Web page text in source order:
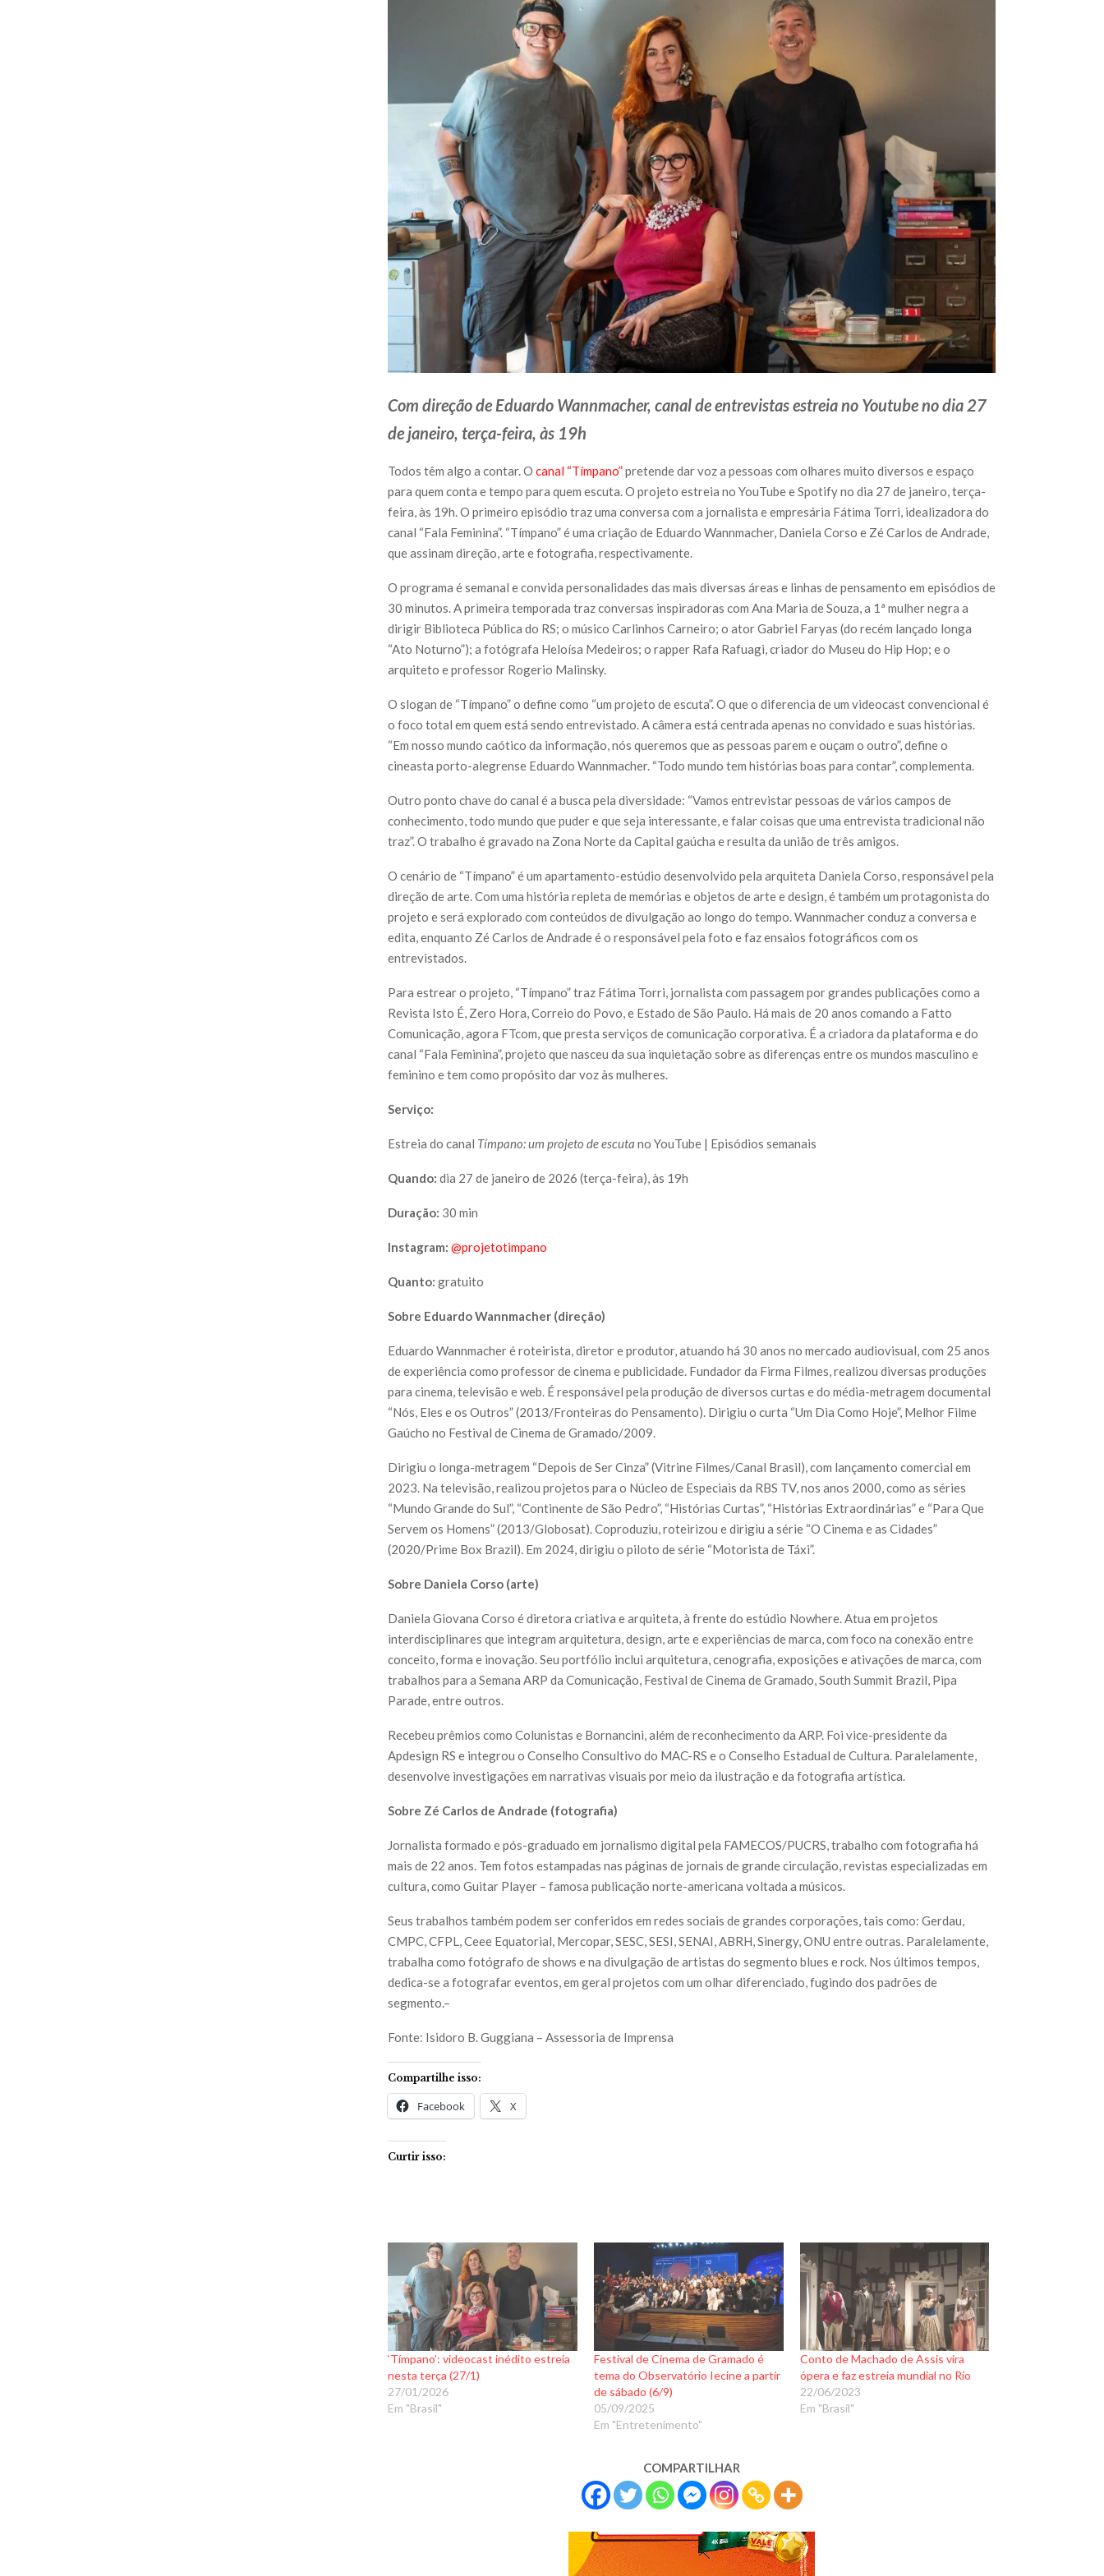
Com direção de Eduardo Wannmacher, canal de entrevistas estreia no Youtube no dia 27
de janeiro, terça-feira, às 19h​
Todos têm algo a contar. O canal “Tímpano”pretende dar voz a pessoas com olhares muito diversos e espaço
para quem conta e tempo para quem escuta. O projeto estreia no YouTube e Spotify no dia 27 de janeiro, terça-
feira, às 19h. O primeiro episódio traz uma conversa com a jornalista e empresária Fátima Torri, idealizadora do
canal “Fala Feminina”. “Tímpano” é uma criação de Eduardo Wannmacher, Daniela Corso e Zé Carlos de Andrade,
que assinam direção, arte e fotografia, respectivamente.
O programa é semanal e convida personalidades das mais diversas áreas e linhas de pensamento em episódios de
30 minutos. A primeira temporada traz conversas inspiradoras com Ana Maria de Souza, a 1ª mulher negra a
dirigir Biblioteca Pública do RS; o músico Carlinhos Carneiro; o ator Gabriel Faryas (do recém lançado longa
“Ato Noturno”); a fotógrafa Heloísa Medeiros; o rapper Rafa Rafuagi, criador do Museu do Hip Hop; e o
arquiteto e professor Rogerio Malinsky.
O slogan de “Tímpano” o define como “um projeto de escuta”. O que o diferencia de um videocast convencional é
o foco total em quem está sendo entrevistado. A câmera está centrada apenas no convidado e suas histórias.
“Em nosso mundo caótico da informação, nós queremos que as pessoas parem e ouçam o outro”, define o
cineasta porto-alegrense Eduardo Wannmacher. “Todo mundo tem histórias boas para contar”, complementa.
Outro ponto chave do canal é a busca pela diversidade: “Vamos entrevistar pessoas de vários campos de
conhecimento, todo mundo que puder e que seja interessante, e falar coisas que uma entrevista tradicional não
traz”. O trabalho é gravado na Zona Norte da Capital gaúcha e resulta da união de três amigos.
O cenário de “Tímpano” é um apartamento-estúdio desenvolvido pela arquiteta Daniela Corso, responsável pela
direção de arte. Com uma história repleta de memórias e objetos de arte e design, é também um protagonista do
projeto e será explorado com conteúdos de divulgação ao longo do tempo. Wannmacher conduz a conversa e
edita, enquanto Zé Carlos de Andrade é o responsável pela foto e faz ensaios fotográficos com os
entrevistados.
Para estrear o projeto, “Tímpano” traz Fátima Torri, jornalista com passagem por grandes publicações como a
Revista Isto É, Zero Hora, Correio do Povo, e Estado de São Paulo. Há mais de 20 anos comando a Fatto
Comunicação, agora FTcom, que presta serviços de comunicação corporativa. É a criadora da plataforma e do
canal “Fala Feminina”, projeto que nasceu da sua inquietação sobre as diferenças entre os mundos masculino e
feminino e tem como propósito dar voz às mulheres.
Serviço:
Estreia do canal Tímpano: um projeto de escuta no YouTube | Episódios semanais
Quando: dia 27 de janeiro de 2026 (terça-feira), às 19h
Duração: 30 min
Instagram: @projetotimpano
Quanto: gratuito
Sobre Eduardo Wannmacher (direção)
Eduardo Wannmacher é roteirista, diretor e produtor, atuando há 30 anos no mercado audiovisual, com 25 anos
de experiência como professor de cinema e publicidade. Fundador da Firma Filmes, realizou diversas produções
para cinema, televisão e web. É responsável pela produção de diversos curtas e do média-metragem documental
“Nós, Eles e os Outros” (2013/Fronteiras do Pensamento). Dirigiu o curta “Um Dia Como Hoje”, Melhor Filme
Gaúcho no Festival de Cinema de Gramado/2009.
Dirigiu o longa-metragem “Depois de Ser Cinza” (Vitrine Filmes/Canal Brasil), com lançamento comercial em
2023. Na televisão, realizou projetos para o Núcleo de Especiais da RBS TV, nos anos 2000, como as séries
“Mundo Grande do Sul”, “Continente de São Pedro”, “Histórias Curtas”, “Histórias Extraordinárias” e “Para Que
Servem os Homens” (2013/Globosat). Coproduziu, roteirizou e dirigiu a série “O Cinema e as Cidades”
(2020/Prime Box Brazil). Em 2024, dirigiu o piloto de série “Motorista de Táxi”.
Sobre Daniela Corso (arte)
Daniela Giovana Corso é diretora criativa e arquiteta, à frente do estúdio Nowhere. Atua em projetos
interdisciplinares que integram arquitetura, design, arte e experiências de marca, com foco na conexão entre
conceito, forma e inovação. Seu portfólio inclui arquitetura, cenografia, exposições e ativações de marca, com
trabalhos para a Semana ARP da Comunicação, Festival de Cinema de Gramado, South Summit Brazil, Pipa
Parade, entre outros.
Recebeu prêmios como Colunistas e Bornancini, além de reconhecimento da ARP. Foi vice-presidente da
Apdesign RS e integrou o Conselho Consultivo do MAC-RS e o Conselho Estadual de Cultura. Paralelamente,
desenvolve investigações em narrativas visuais por meio da ilustração e da fotografia artística.
Sobre Zé Carlos de Andrade (fotografia)
Jornalista formado e pós-graduado em jornalismo digital pela FAMECOS/PUCRS, trabalho com fotografia há
mais de 22 anos. Tem fotos estampadas nas páginas de jornais de grande circulação, revistas especializadas em
cultura, como Guitar Player – famosa publicação norte-americana voltada a músicos.
Seus trabalhos também podem ser conferidos em redes sociais de grandes corporações, tais como: Gerdau,
CMPC, CFPL, Ceee Equatorial, Mercopar, SESC, SESI, SENAI, ABRH, Sinergy, ONU entre outras. Paralelamente,
trabalha como fotógrafo de shows e na divulgação de artistas do segmento blues e rock. Nos últimos tempos,
dedica-se a fotografar eventos, em geral projetos com um olhar diferenciado, fugindo dos padrões de
segmento.–
Fonte: Isidoro B. Guggiana – Assessoria de Imprensa
Compartilhe isso:
Facebook X
Curtir isso:
‘Tímpano’: videocast inédito estreia
nesta terça (27/1)
27/01/2026
Em "Brasil"
Festival de Cinema de Gramado é
tema do Observatório Iecine a partir
de sábado (6/9)
05/09/2025
Em "Entretenimento"
Conto de Machado de Assis vira
ópera e faz estreia mundial no Rio
22/06/2023
Em "Brasil"
COMPARTILHAR